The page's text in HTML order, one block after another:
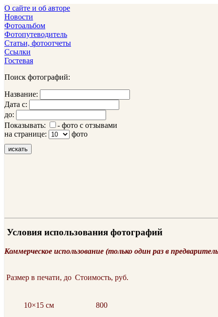
О сайте и об авторе
Новости
Фотоальбом
Фотопутеводитель
Статьи, фотоотчеты
Ссылки
Гостевая
Поиск фотографий:
Название:
Дата с:
до:
Показывать:
- фото с отзывами
на странице:
фото
искать
Условия использования фотографий
Коммерческое использование (только один раз в
Размер в печати, до Стоимость, руб.
10×15 см 800